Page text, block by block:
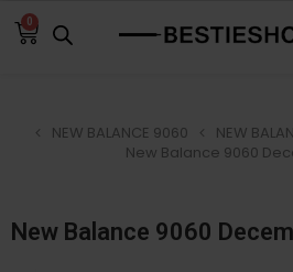
0
NEW
NEW BALANCE 9060
New Balance 9060
New Balance 9060